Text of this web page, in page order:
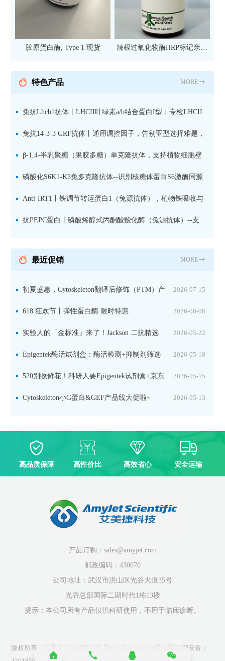
胶原蛋白酶, Type 1 现货
辣根过氧化物酶HRP标记亲和
抗 现货
特色产品 MORE
兔抗Lhcb1抗体丨LHCII叶绿素a/b结合蛋白I型：专检LHCII
中含量丰富的捕光蛋白
兔抗14-3-3 GRF抗体丨通用调控因子，告别亚型选择难题，
全面捕获植物信号转导枢纽蛋白
β-1,4-半乳聚糖（果胶多糖）单克隆抗体，支持植物细胞壁
果胶多糖精细结构解析
磷酸化S6K1-K2兔多克隆抗体--识别核糖体蛋白S6激酶同源
蛋白1-2的激活状态
Anti-IRT1丨铁调节转运蛋白1（兔源抗体），植物铁吸收与
微量元素代谢研究的关键工具
抗PEPC蛋白丨磷酸烯醇式丙酮酸羧化酶（兔源抗体）--支
最近促销 MORE
2026-07-15
初夏盛惠，Cytoskeleton翻译后修饰（PTM）产
品线放价啦！ 2026-06-08
618 狂欢节丨弹性蛋白酶 限时特惠
2026-05-22
实验人的「金标准」来了！Jackson 二抗精选
限时一口价，手慢无！ 2026-05-18
Epigentek酶活试剂盒：酶活检测+抑制剂筛选
双赋能，下单即赠京东卡 2026-05-15
520别收鲜花！科研人要Epigentek试剂盒+京东
卡！ 2026-05-13
Cytoskeleton小G蛋白&GEF产品线大促啦~
高品质保障 高性价比 高效省心 安全运输
产品订购：sales@amyjet.com
邮政编码：430070
公司地址：武汉市洪山区光谷大道35号
光谷总部国际二期时代1栋13楼
提示：本公司所有产品仅供科研使用，不用于临床诊断。
版权所有：艾美捷科技有限公司 鄂ICP备10204150号-1
鄂公网安备：